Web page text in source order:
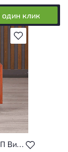
один клик
В избранное
Тумба под оргтехнику ДСП Вишня Россия